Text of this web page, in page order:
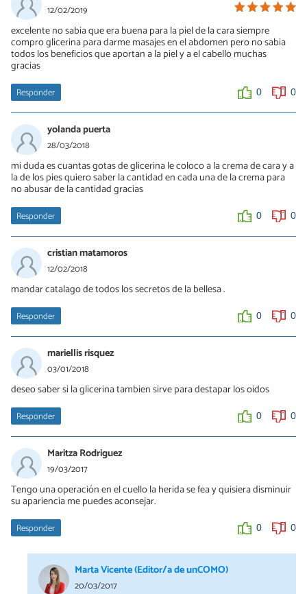
12/02/2019
excelente no sabia que era buena para la piel de la cara siempre
compro glicerina para darme masajes en el abdomen pero no sabia
todos los beneficios que aportan a la piel y a el cabello muchas
gracias
Responder 0 0
yolanda puerta
28/03/2018
mi duda es cuantas gotas de glicerina le coloco a la crema de cara y a
la de los pies quiero saber la cantidad en cada una de la crema para
no abusar de la cantidad gracias
Responder 0 0
cristian matamoros
12/02/2018
mandar catalago de todos los secretos de la bellesa .
Responder 0 0
mariellis risquez
03/01/2018
deseo saber si la glicerina tambien sirve para destapar los oidos
Responder 0 0
Maritza Rodriguez
19/03/2017
Tengo una operación en el cuello la herida se fea y quisiera disminuir
su apariencia me puedes aconsejar.
Responder 0 0
Marta Vicente (Editor/a de unCOMO)
20/03/2017